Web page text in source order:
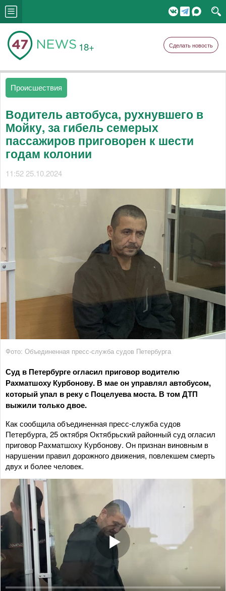
18+ Сделать новость
Происшествия
Водитель автобуса, рухнувшего в
Мойку, за гибель семерых
пассажиров приговорен к шести
годам колонии
11:52 25.10.2024
Фото: Объединенная пресс-служба судов Петербурга
Суд в Петербурге огласил приговор водителю
Рахматшоху Курбонову. В мае он управлял автобусом,
который упал в реку с Поцелуева моста. В том ДТП
выжили только двое.
Как сообщила объединенная пресс-служба судов
Петербурга, 25 октября Октябрьский районный суд огласил
приговор Рахматшоху Курбонову. Он признан виновным в
нарушении правил дорожного движения, повлекшем смерть
двух и более человек.